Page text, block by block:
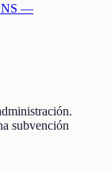
—
subvención